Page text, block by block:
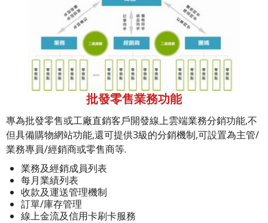
批發零售業務功能
專為批發零售或工廠直銷客戶開發線上雲端業務分銷功能,不
但具備購物網站功能,還可提供3級的分銷機制,可設置為主管/
業務專員/經銷商或零售商等.
業務及經銷成員列表
每月業績列表
收款及運送管理機制
訂單/庫存管理
線上金流及信用卡刷卡服務